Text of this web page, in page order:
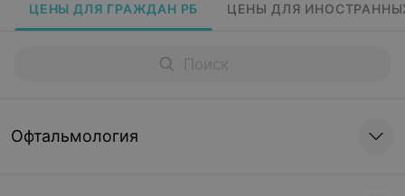
ЦЕНЫ ДЛЯ ГРАЖДАН РБ ЦЕНЫ ДЛЯ
Офтальмология